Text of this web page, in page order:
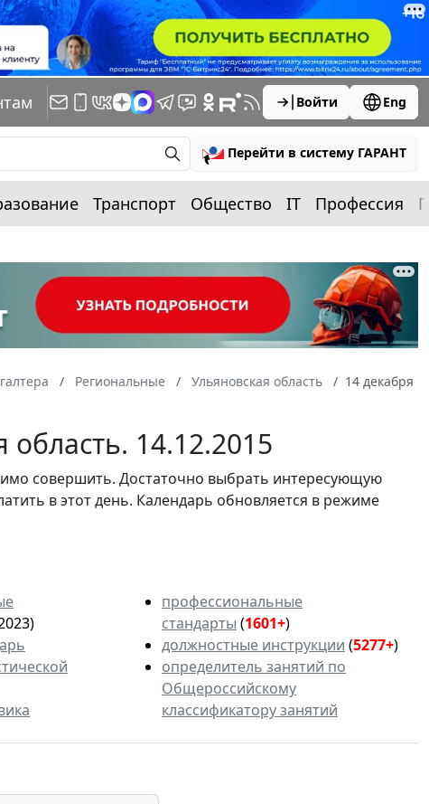
Войти Eng
Перейти в систему ГАРАНТ
Транспорт Общество IT Профессия
Региональные Ульяновская область
14 декабря
14.12.2015
совершить. Достаточно выбрать интересующую
в этот день. Календарь обновляется в режиме
профессиональные
стандарты (1601+)
должностные инструкции (5277+)
определитель занятий по
Общероссийскому
классификатору занятий